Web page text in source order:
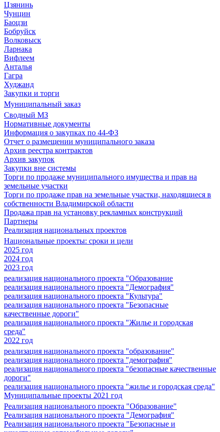
Цзянинь
Чунцин
Баоцзи
Бобруйск
Волковыск
Ларнака
Вифлеем
Анталья
Гагра
Худжанд
Закупки и торги
Муниципальный заказ
Сводный МЗ
Нормативные документы
Информация о закупках по 44-ФЗ
Отчет о размещении муниципального заказа
Архив реестра контрактов
Архив закупок
Закупки вне системы
Торги по продаже муниципального имущества и прав на
земельные участки
Торги по продаже прав на земельные участки, находящиеся в
собственности Владимирской области
Продажа прав на установку рекламных конструкций
Партнеры
Реализация национальных проектов
Национальные проекты: сроки и цели
2025 год
2024 год
2023 год
реализация национального проекта "Образование
реализация национального проекта "Демография"
реализация национального проекта "Культура"
реализация национального проекта "Безопасные
качественные дороги"
реализация национального проекта "Жилье и городская
среда"
2022 год
реализация национального проекта "образование"
реализация национального проекта "демография"
реализация национального проекта "безопасные качественные
дороги"
реализация национального проекта "жилье и городская среда"
Муниципальные проекты 2021 год
Реализация национального проекта "Образование"
Реализация национального проекта "Демография"
Реализация национального проекта "Безопасные и